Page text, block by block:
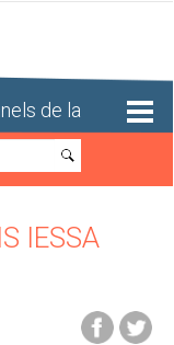
de la
Recherche
IESSA